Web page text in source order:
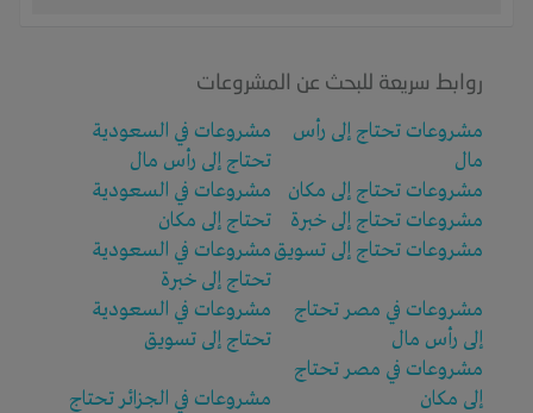
روابط سريعة للبحث عن المشروعات
مشروعات تحتاج إلى رأس
مال
مشروعات تحتاج إلى مكان
مشروعات تحتاج إلى خبرة
مشروعات تحتاج إلى تسويق
مشروعات في مصر تحتاج
إلى رأس مال
مشروعات في مصر تحتاج
إلى مكان
مشروعات في السعودية
تحتاج إلى رأس مال
مشروعات في السعودية
تحتاج إلى مكان
مشروعات في السعودية
تحتاج إلى خبرة
مشروعات في السعودية
تحتاج إلى تسويق
مشروعات في الجزائر تحتاج